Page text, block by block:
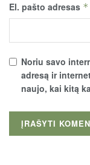
El. pašto adresas *
Noriu savo
adresą ir
naujo, kai kitą